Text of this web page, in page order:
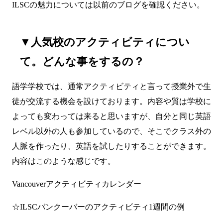
ILSCの魅力については以前のブログを確認ください。
▼人気校のアクティビティについ
て。どんな事をするの？
語学学校では、通常アクティビティと言って授業外で生
徒が交流する機会を設けております。内容や質は学校に
よっても変わっては来ると思いますが、自分と同じ英語
レベル以外の人も参加しているので、そこでクラス外の
人脈を作ったり、英語を試したりすることができます。
内容はこのような感じです。
Vancouverアクティビティカレンダー
☆ILSCバンクーバーのアクティビティ1週間の例